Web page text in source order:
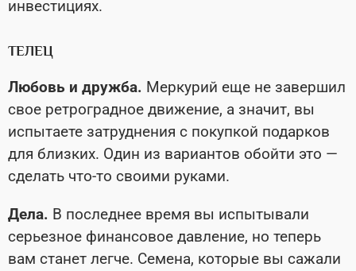
инвестициях.
ТЕЛЕЦ
Любовь и дружба. Меркурий еще не завершил
свое ретроградное движение, а значит, вы
испытаете затруднения с покупкой подарков
для близких. Один из вариантов обойти это —
сделать что-то своими руками.
Дела. В последнее время вы испытывали
серьезное финансовое давление, но теперь
вам станет легче. Семена, которые вы сажали